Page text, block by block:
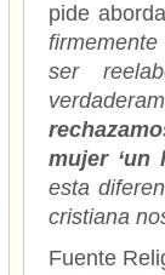
pide
ser
mujer ‘un
esta
cristiana
Fuente